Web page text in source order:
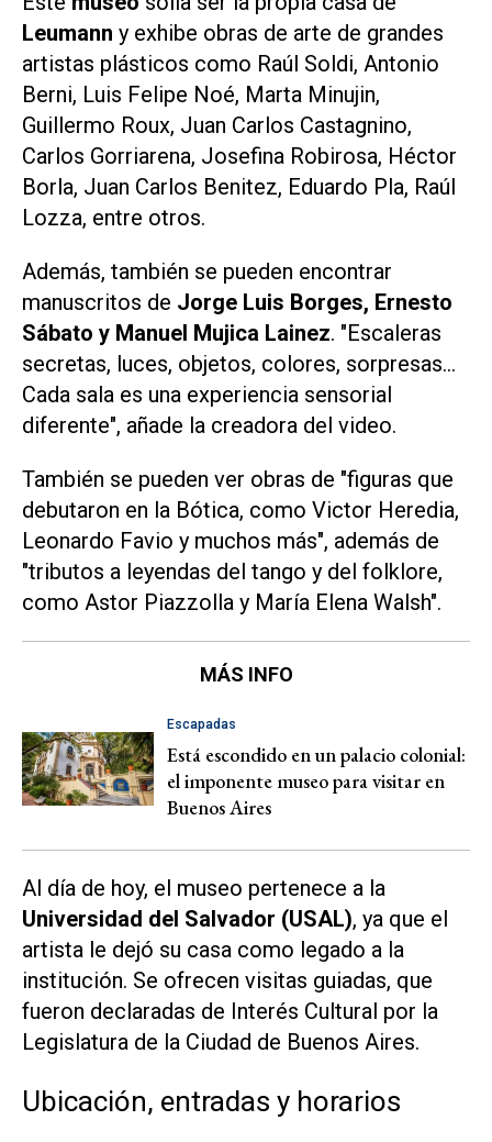
Leumann y exhibe obras de arte de grandes
artistas plásticos como Raúl Soldi, Antonio
Berni, Luis Felipe Noé, Marta Minujin,
Guillermo Roux, Juan Carlos Castagnino,
Carlos Gorriarena, Josefina Robirosa, Héctor
Borla, Juan Carlos Benitez, Eduardo Pla, Raúl
Lozza, entre otros.
Además, también se pueden encontrar
manuscritos de Jorge Luis Borges, Ernesto
Sábato y Manuel Mujica Lainez. "Escaleras
secretas, luces, objetos, colores, sorpresas...
Cada sala es una experiencia sensorial
diferente", añade la creadora del video.
También se pueden ver obras de "figuras que
debutaron en la Bótica, como Victor Heredia,
Leonardo Favio y muchos más", además de
"tributos a leyendas del tango y del folklore,
como Astor Piazzolla y María Elena Walsh".
MÁS INFO
Escapadas
Está escondido en un palacio colonial:
el imponente museo para visitar en
Buenos Aires
Al día de hoy, el museo pertenece a la
Universidad del Salvador (USAL), ya que el
artista le dejó su casa como legado a la
institución. Se ofrecen visitas guiadas, que
fueron declaradas de Interés Cultural por la
Legislatura de la Ciudad de Buenos Aires.
Ubicación, entradas y horarios